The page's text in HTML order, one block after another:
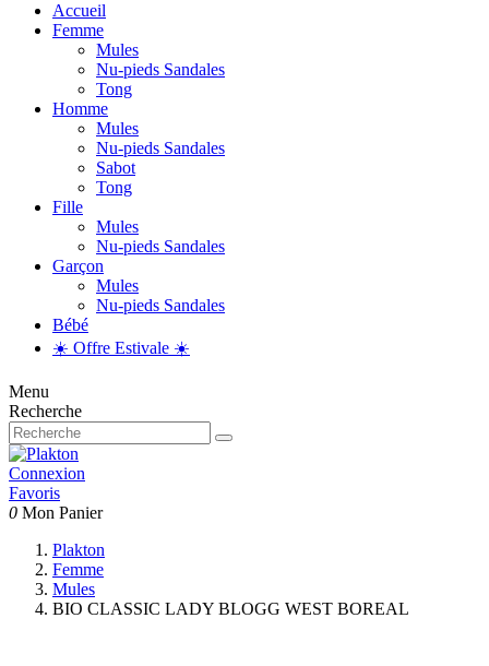
Accueil
Femme
Mules
Nu-pieds Sandales
Tong
Homme
Mules
Nu-pieds Sandales
Sabot
Tong
Fille
Mules
Nu-pieds Sandales
Garçon
Mules
Nu-pieds Sandales
Bébé
☀️ Offre Estivale ☀️
Menu
Recherche
Connexion
Favoris
0 Mon Panier
Plakton
Femme
Mules
BIO CLASSIC LADY BLOGG WEST BOREAL